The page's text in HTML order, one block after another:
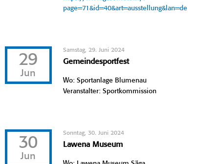
page=71&id=40&art=ausstellung&lan=de
29
Jun
Samstag, 29. Juni 2024
Gemeindesportfest
Wo: Sportanlage Blumenau
Veranstalter: Sportkommission
30
Jun
Sonntag, 30. Juni 2024
Lawena Museum